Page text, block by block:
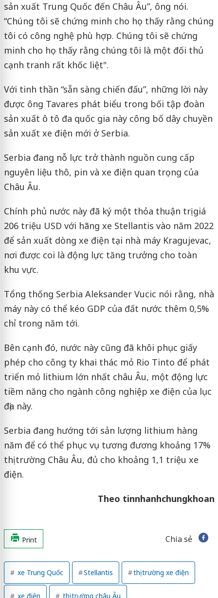
sản xuất Trung Quốc đến Châu Âu”, ông nói.
“Chúng tôi sẽ chứng minh cho họ thấy rằng chúng
tôi có công nghệ phù hợp. Chúng tôi sẽ chứng
minh cho họ thấy rằng chúng tôi là một đối thủ
cạnh tranh rất khốc liệt".
Với tinh thần “sẵn sàng chiến đấu”, những lời này
được ông Tavares phát biểu trong bối tập đoàn
sản xuất ô tô đa quốc gia này công bố dây chuyền
sản xuất xe điện mới ở Serbia.
Serbia đang nỗ lực trở thành nguồn cung cấp
nguyên liệu thô, pin và xe điện quan trọng của
Châu Âu.
Chính phủ nước này đã ký một thỏa thuận trị giá
206 triệu USD với hãng xe Stellantis vào năm 2022
để sản xuất dòng xe điện tại nhà máy Kragujevac,
nơi được coi là động lực tăng trưởng cho toàn
khu vực.
Tổng thống Serbia Aleksander Vucic nói rằng, nhà
máy này có thể kéo GDP của đất nước thêm 0,5%
chỉ trong năm tới.
Bên cạnh đó, nước này cũng đã khôi phục giấy
phép cho công ty khai thác mỏ Rio Tinto để phát
triển mỏ lithium lớn nhất châu Âu, một động lực
tiềm năng cho ngành công nghiệp xe điện của lục
địa này.
Serbia đang hướng tới sản lượng lithium hàng
năm để có thể phục vụ tương đương khoảng 17%
thị trường Châu Âu, đủ cho khoảng 1,1 triệu xe
điện.
Theo tinnhanhchungkhoan
Print Chia sẻ
xe Trung Quốc Stellantis thị trường xe điện
xe điện thị trường châu Âu